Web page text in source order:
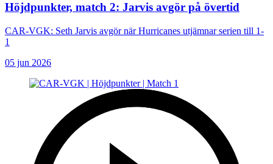
Höjdpunkter, match 2: Jarvis avgör på övertid
CAR-VGK: Seth Jarvis avgör när Hurricanes utjämnar serien till 1-
1
05 jun 2026